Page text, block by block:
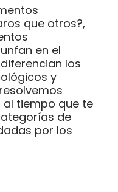
que otros?,
en el
los
y
tiempo que te
de
por los